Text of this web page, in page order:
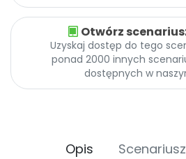
Otwórz
Uzyskaj dostęp do tego
ponad 2000 innych
dostępnych w
Opis